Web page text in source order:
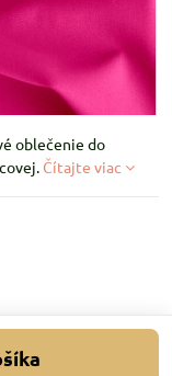
oblečenie do
Čítajte viac